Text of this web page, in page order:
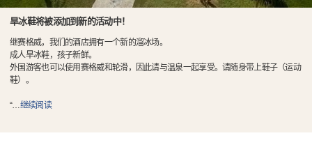
旱冰鞋将被添加到新的活动中！
继赛格威，我们的酒店拥有一个新的溜冰场。
成人旱冰鞋，孩子新鲜。
外国游客也可以使用赛格威和轮滑，因此请与温泉一起享受。请随身带上鞋子（运动
鞋）。
“…继续阅读